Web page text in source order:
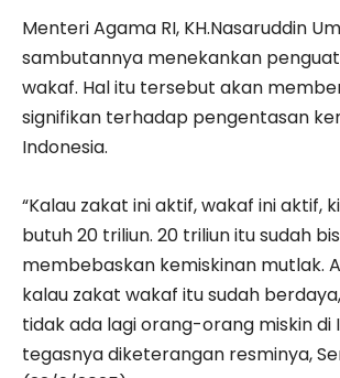
Menteri Agama RI, KH.Nasaruddin
sambutannya menekankan
wakaf. Hal itu tersebut akan
signifikan terhadap pengentasan
Indonesia.
“Kalau zakat ini aktif, wakaf ini aktif,
butuh 20 triliun. 20 triliun itu sudah
membebaskan kemiskinan mutlak.
kalau zakat wakaf itu sudah
tidak ada lagi orang-orang miskin di
tegasnya diketerangan resminya,